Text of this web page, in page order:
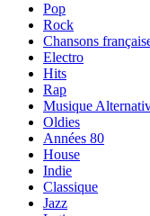
Pop
Rock
Chansons
Electro
Hits
Rap
Musique
Oldies
Années 80
House
Indie
Classique
Jazz